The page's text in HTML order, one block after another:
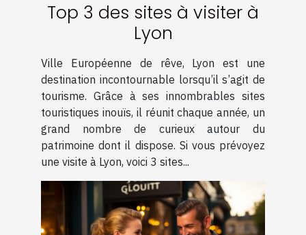
Top 3 des sites à visiter à
Lyon
Ville Européenne de rêve, Lyon est une
destination incontournable lorsqu’il s’agit de
tourisme. Grâce à ses innombrables sites
touristiques inouïs, il réunit chaque année, un
grand nombre de curieux autour du
patrimoine dont il dispose. Si vous prévoyez
une visite à Lyon, voici 3 sites...